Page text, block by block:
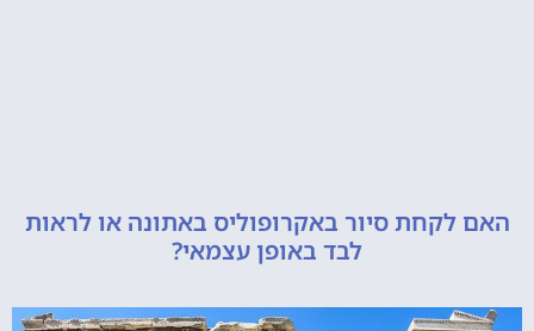
סיור באקרופוליס באתונה או לראות
לבד באופן עצמאי?